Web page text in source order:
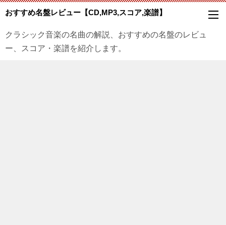
おすすめ名盤レビュー【CD,MP3,スコア,楽譜】
クラシック音楽の名曲の解説、おすすめの名盤のレビュ
ー、スコア・楽譜を紹介します。